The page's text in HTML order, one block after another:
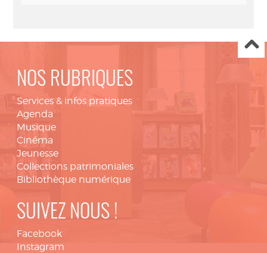
NOS RUBRIQUES
Services & infos pratiques
Agenda
Musique
Cinéma
Jeunesse
Collections patrimoniales
Bibliothèque numérique
SUIVEZ NOUS !
Facebook
Instagram